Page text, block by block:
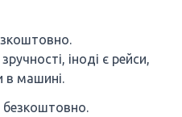
іноді є рейси,
в машині.
безкоштовно.